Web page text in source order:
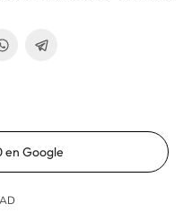
en Google